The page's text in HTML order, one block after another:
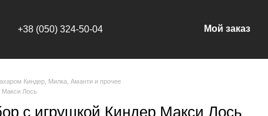
+38 (050) 324-50-04 Мой заказ
Киндер, Милка, Аманти и прочее
Макси Лось
с игрушкой Киндер Макси Лось